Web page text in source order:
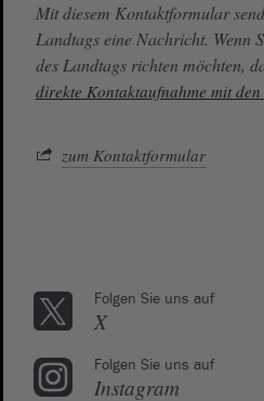
Mit diesem Kontaktformular
Landtags eine Nachricht. Wenn
des Landtags richten möchten,
direkte Kontaktaufnahme mit
zum Kontaktformular
Folgen Sie uns auf
X
Folgen Sie uns auf
Instagram